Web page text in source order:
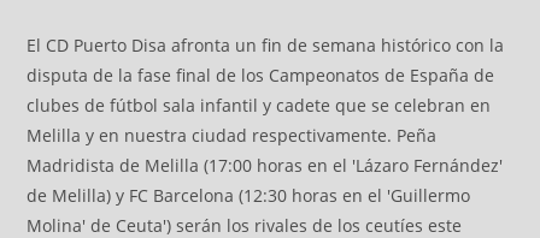
El CD Puerto Disa afronta un fin de semana histórico con la
disputa de la fase final de los Campeonatos de España de
clubes de fútbol sala infantil y cadete que se celebran en
Melilla y en nuestra ciudad respectivamente. Peña
Madridista de Melilla (17:00 horas en el 'Lázaro Fernández'
de Melilla) y FC Barcelona (12:30 horas en el 'Guillermo
Molina' de Ceuta') serán los rivales de los ceutíes este